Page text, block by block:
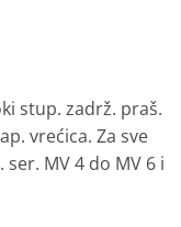
stup. zadrž. praš.
vrećica. Za sve
MV 4 do MV 6 i